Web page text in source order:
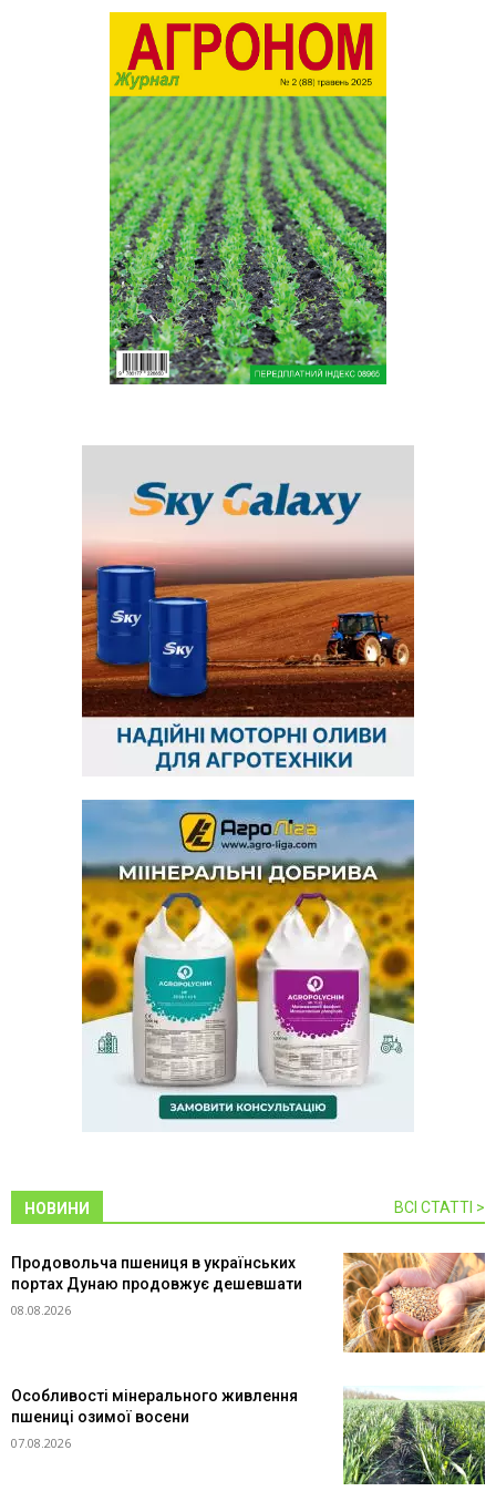
НОВИНИ ВСІ СТАТТІ >
Продовольча пшениця в українських
портах Дунаю продовжує дешевшати
08.08.2026
Особливості мінерального живлення
пшениці озимої восени
07.08.2026